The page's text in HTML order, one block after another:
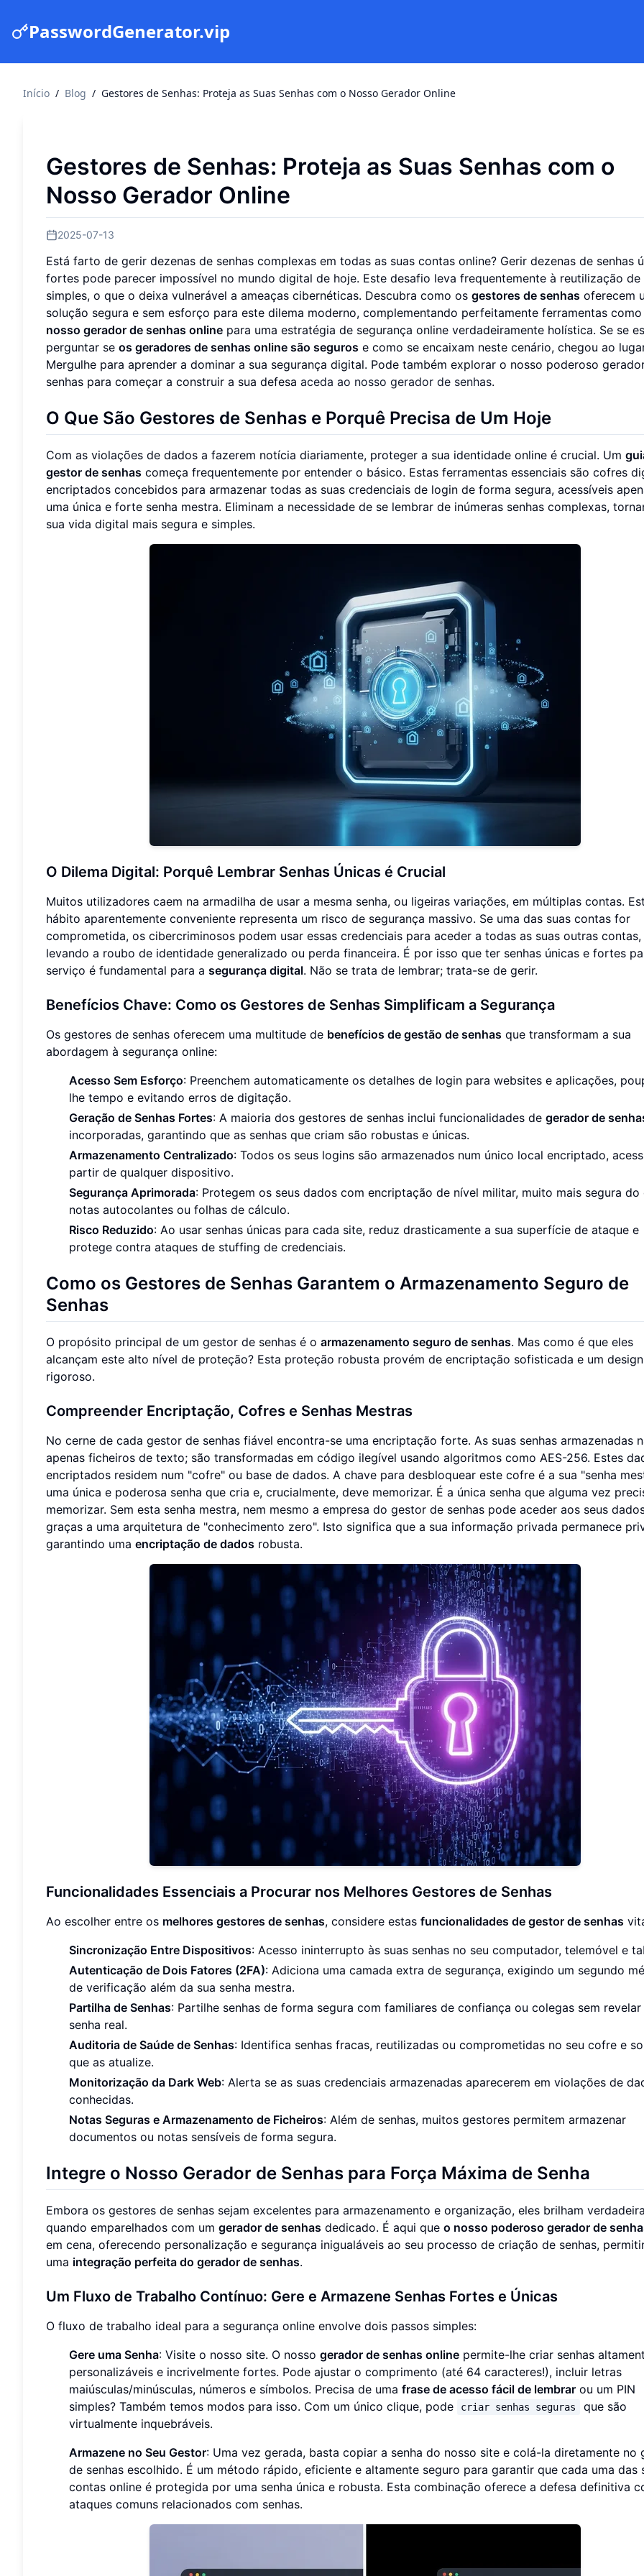
PasswordGenerator.vip
Início / Blog / Gestores de Senhas: Proteja as Suas Senhas com o Nosso Gerador Online
Gestores de Senhas: Proteja as Suas Senhas com o
Nosso Gerador Online
2025-07-13
Está farto de gerir dezenas de senhas complexas em todas as suas contas online? Gerir dezenas de senhas
fortes pode parecer impossível no mundo digital de hoje. Este desafio leva frequentemente à reutilização de
simples, o que o deixa vulnerável a ameaças cibernéticas. Descubra como os gestores de senhas oferecem
solução segura e sem esforço para este dilema moderno, complementando perfeitamente ferramentas
nosso gerador de senhas online para uma estratégia de segurança online verdadeiramente holística. Se se
perguntar se os geradores de senhas online são seguros e como se encaixam neste cenário, chegou ao
Mergulhe para aprender a dominar a sua segurança digital. Pode também explorar o nosso poderoso
senhas para começar a construir a sua defesa aceda ao nosso gerador de senhas.
O Que São Gestores de Senhas e Porquê Precisa de Um Hoje
Com as violações de dados a fazerem notícia diariamente, proteger a sua identidade online é crucial. Um
gestor de senhas começa frequentemente por entender o básico. Estas ferramentas essenciais são cofres
encriptados concebidos para armazenar todas as suas credenciais de login de forma segura, acessíveis
uma única e forte senha mestra. Eliminam a necessidade de se lembrar de inúmeras senhas complexas,
sua vida digital mais segura e simples.
O Dilema Digital: Porquê Lembrar Senhas Únicas é Crucial
Muitos utilizadores caem na armadilha de usar a mesma senha, ou ligeiras variações, em múltiplas contas.
hábito aparentemente conveniente representa um risco de segurança massivo. Se uma das suas contas for
comprometida, os cibercriminosos podem usar essas credenciais para aceder a todas as suas outras contas,
levando a roubo de identidade generalizado ou perda financeira. É por isso que ter senhas únicas e fortes
serviço é fundamental para a segurança digital. Não se trata de lembrar; trata-se de gerir.
Benefícios Chave: Como os Gestores de Senhas Simplificam a Segurança
Os gestores de senhas oferecem uma multitude de benefícios de gestão de senhas que transformam a sua
abordagem à segurança online:
Acesso Sem Esforço: Preenchem automaticamente os detalhes de login para websites e aplicações,
lhe tempo e evitando erros de digitação.
Geração de Senhas Fortes: A maioria dos gestores de senhas inclui funcionalidades de gerador de
incorporadas, garantindo que as senhas que criam são robustas e únicas.
Armazenamento Centralizado: Todos os seus logins são armazenados num único local encriptado,
partir de qualquer dispositivo.
Segurança Aprimorada: Protegem os seus dados com encriptação de nível militar, muito mais segura do
notas autocolantes ou folhas de cálculo.
Risco Reduzido: Ao usar senhas únicas para cada site, reduz drasticamente a sua superfície de ataque e
protege contra ataques de stuffing de credenciais.
Como os Gestores de Senhas Garantem o Armazenamento Seguro de
Senhas
O propósito principal de um gestor de senhas é o armazenamento seguro de senhas. Mas como é que eles
alcançam este alto nível de proteção? Esta proteção robusta provém de encriptação sofisticada e um design
rigoroso.
Compreender Encriptação, Cofres e Senhas Mestras
No cerne de cada gestor de senhas fiável encontra-se uma encriptação forte. As suas senhas armazenadas
apenas ficheiros de texto; são transformadas em código ilegível usando algoritmos como AES-256. Estes
encriptados residem num "cofre" ou base de dados. A chave para desbloquear este cofre é a sua "senha
uma única e poderosa senha que cria e, crucialmente, deve memorizar. É a única senha que alguma vez
memorizar. Sem esta senha mestra, nem mesmo a empresa do gestor de senhas pode aceder aos seus
graças a uma arquitetura de "conhecimento zero". Isto significa que a sua informação privada permanece
garantindo uma encriptação de dados robusta.
Funcionalidades Essenciais a Procurar nos Melhores Gestores de Senhas
Ao escolher entre os melhores gestores de senhas, considere estas funcionalidades de gestor de senhas
Sincronização Entre Dispositivos: Acesso ininterrupto às suas senhas no seu computador, telemóvel e
Autenticação de Dois Fatores (2FA): Adiciona uma camada extra de segurança, exigindo um segundo
de verificação além da sua senha mestra.
Partilha de Senhas: Partilhe senhas de forma segura com familiares de confiança ou colegas sem revelar
senha real.
Auditoria de Saúde de Senhas: Identifica senhas fracas, reutilizadas ou comprometidas no seu cofre e
que as atualize.
Monitorização da Dark Web: Alerta se as suas credenciais armazenadas aparecerem em violações de
conhecidas.
Notas Seguras e Armazenamento de Ficheiros: Além de senhas, muitos gestores permitem armazenar
documentos ou notas sensíveis de forma segura.
Integre o Nosso Gerador de Senhas para Força Máxima de Senha
Embora os gestores de senhas sejam excelentes para armazenamento e organização, eles brilham
quando emparelhados com um gerador de senhas dedicado. É aqui que o nosso poderoso gerador de
em cena, oferecendo personalização e segurança inigualáveis ao seu processo de criação de senhas,
uma integração perfeita do gerador de senhas.
Um Fluxo de Trabalho Contínuo: Gere e Armazene Senhas Fortes e Únicas
O fluxo de trabalho ideal para a segurança online envolve dois passos simples:
Gere uma Senha: Visite o nosso site. O nosso gerador de senhas online permite-lhe criar senhas
personalizáveis e incrivelmente fortes. Pode ajustar o comprimento (até 64 caracteres!), incluir letras
maiúsculas/minúsculas, números e símbolos. Precisa de uma frase de acesso fácil de lembrar ou um PIN
simples? Também temos modos para isso. Com um único clique, pode
criar senhas seguras
que são
virtualmente inquebráveis.
Armazene no Seu Gestor: Uma vez gerada, basta copiar a senha do nosso site e colá-la diretamente no
de senhas escolhido. É um método rápido, eficiente e altamente seguro para garantir que cada uma das
contas online é protegida por uma senha única e robusta. Esta combinação oferece a defesa definitiva
ataques comuns relacionados com senhas.